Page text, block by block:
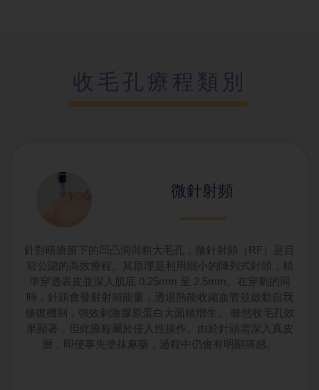
收毛孔療程類別
微針射頻
針對暗瘡留下的凹凸洞與粗大毛孔，微針射頻（RF）是目
前公認的高效療程。其原理是利用細小的陣列式針頭，精
準穿透表皮並深入肌底 0.25mm 至 2.5mm。在穿刺的同
時，針頭會發射射頻能量，透過熱能收縮血管並啟動自我
修復機制，強效刺激膠原蛋白大面積增生。 雖然收毛孔效
果顯著，但此療程屬於侵入性操作。由於針頭需深入真皮
層，即便事先塗抹麻藥，過程中仍會有明顯痛感。